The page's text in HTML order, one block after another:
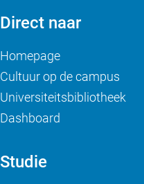
Direct naar
Homepage
Cultuur op de campus
Universiteitsbibliotheek
Dashboard
Studie